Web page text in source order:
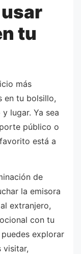
tu
más
en tu bolsillo,
lugar. Ya sea
público o
está a
de
la emisora
extranjero,
con tu
explorar
visitar,